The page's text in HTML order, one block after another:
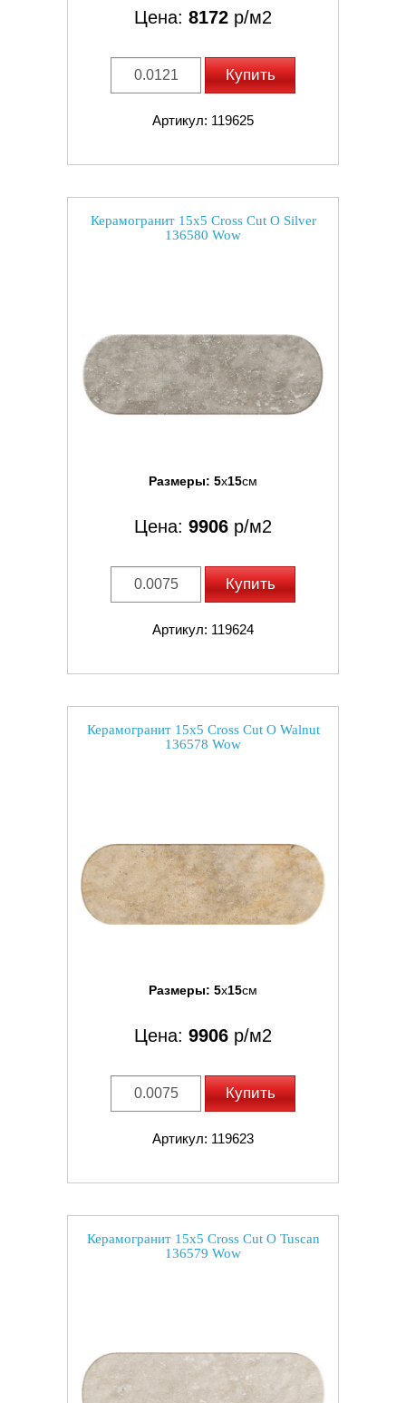
Цена: 8172 р/м2
Купить
Артикул: 119625
Керамогранит 15x5 Cross Cut O Silver
136580 Wow
Размеры: 5x15см
Цена: 9906 р/м2
Купить
Артикул: 119624
Керамогранит 15x5 Cross Cut O Walnut
136578 Wow
Размеры: 5x15см
Цена: 9906 р/м2
Купить
Артикул: 119623
Керамогранит 15x5 Cross Cut O Tuscan
136579 Wow